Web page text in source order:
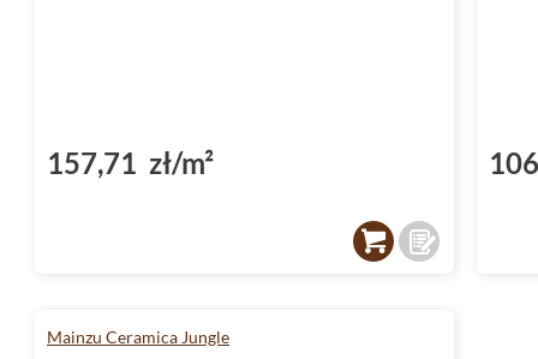
157,71 zł/m²
Mainzu Ceramica Jungle